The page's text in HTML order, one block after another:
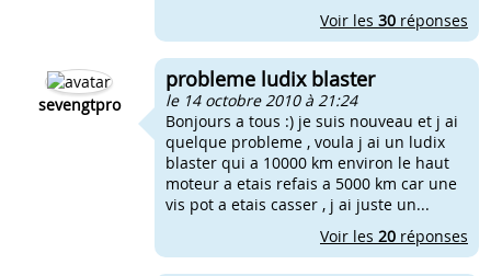
Voir les 30 réponses
sevengtpro
probleme ludix blaster
le 14 octobre 2010 à 21:24
Bonjours a tous :) je suis nouveau et j ai
quelque probleme , voula j ai un ludix
blaster qui a 10000 km environ le haut
moteur a etais refais a 5000 km car une
vis pot a etais casser , j ai juste un...
Voir les 20 réponses